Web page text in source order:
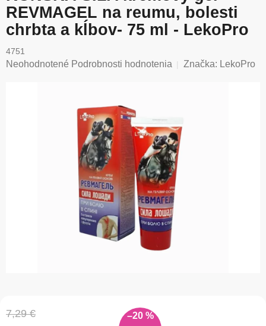
REVMAGEL na reumu, bolesti
chrbta a kĺbov- 75 ml - LekoPro
4751
Priemerné
Neohodnotené Podrobnosti hodnotenia Značka: LekoPro
7,29 € –20 %